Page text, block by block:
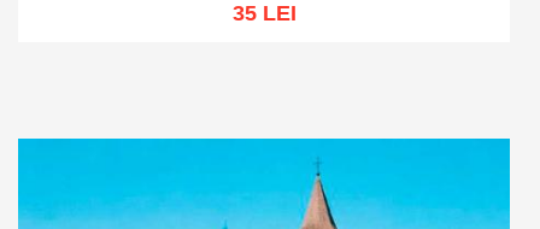
35 LEI